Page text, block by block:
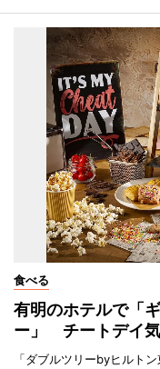
食べる
有明のホテルで「
ー」 チートデイ
「ダブルツリーbyヒルト